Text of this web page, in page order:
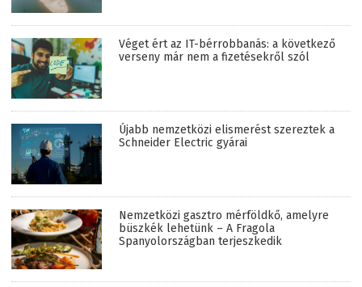
Véget ért az IT-bérrobbanás: a következő
verseny már nem a fizetésekről szól
Újabb nemzetközi elismerést szereztek a
Schneider Electric gyárai
Nemzetközi gasztro mérföldkő, amelyre
büszkék lehetünk – A Fragola
Spanyolországban terjeszkedik